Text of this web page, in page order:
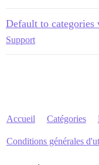
Default to categories
Support
Accueil Catégories
Conditions générales